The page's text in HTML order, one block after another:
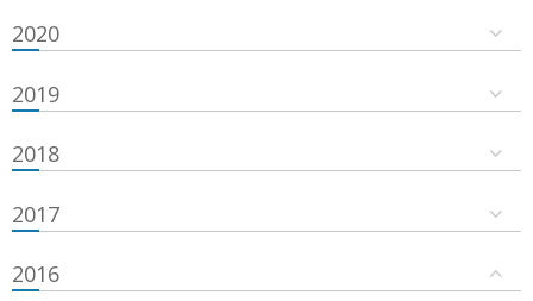
2020
2019
2018
2017
2016